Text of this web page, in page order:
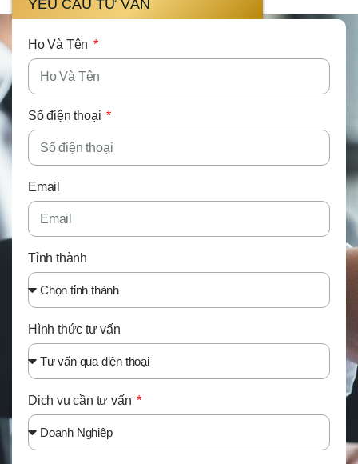
YÊU CẦU TƯ VẤN
Họ Và Tên
Số điện thoại
Email
Tỉnh thành
Hình thức tư vấn
Dịch vụ cần tư vấn